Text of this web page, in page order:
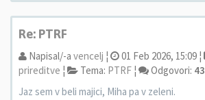
Re: PTRF
Napisal/-a vencelj ¦ 01 Feb 2026, 15:09 ¦
prireditve ¦ Tema: PTRF ¦ Odgovori: 43
Jaz sem v beli majici, Miha pa v zeleni.